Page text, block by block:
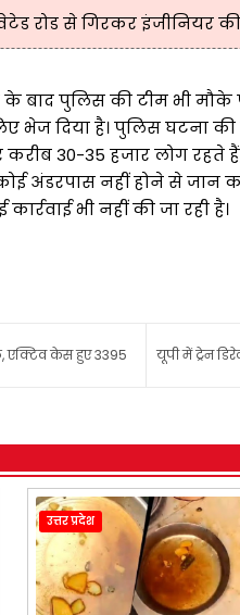
रोड से गिरकर इंजीनियर
बाद पुलिस की टीम भी मौके
दिया है। पुलिस घटना की
30-35 हजार लोग रहते
अंडरपास नहीं होने से जान
भी नहीं की जा रही है।
यूपी में ट्रेन
एक्टिव केस हुए 3395
उत्तर प्रदेश